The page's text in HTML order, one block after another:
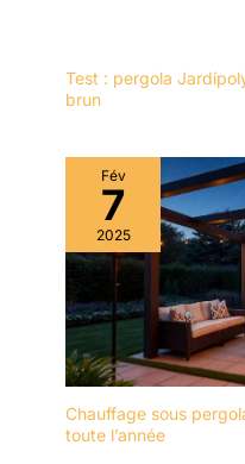
Test : pergola
brun
Fév
7
2025
Chauffage sous
toute l’année